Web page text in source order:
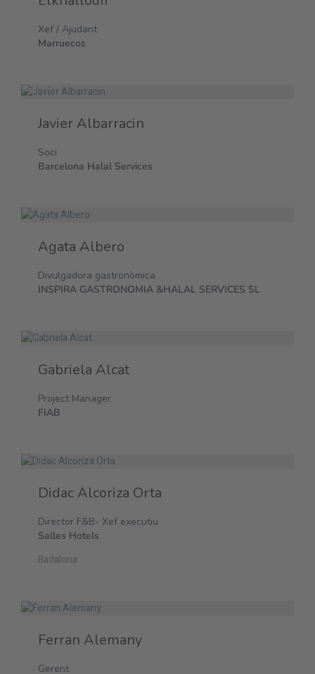
Xef / Ajudant
Marruecos
Javier Albarracin
Soci
Barcelona Halal Services
Agata Albero
Divulgadora gastronòmica
INSPIRA GASTRONOMIA &HALAL SERVICES SL
Gabriela Alcat
Project Manager
FIAB
Didac Alcoriza Orta
Director F&B- Xef executiu
Salles Hotels
Badalona
Ferran Alemany
Gerent